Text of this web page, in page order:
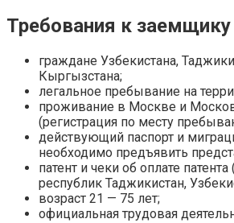
Требования к заемщику
граждане Узбекистана,
Кыргызстана;
легальное пребывание на
проживание в Москве и
(регистрация по месту
действующий паспорт и
необходимо предъявить
патент и чеки об оплате
республик Таджикистан,
возраст 21 — 75 лет;
официальная трудовая